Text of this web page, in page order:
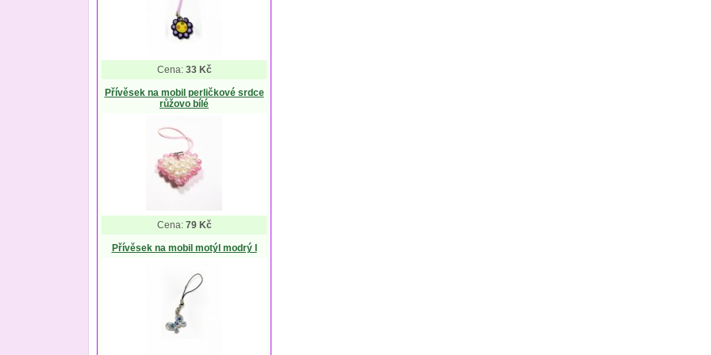
Cena: 33 Kč
Přívěsek na mobil perličkové srdce
růžovo bílé
Cena: 79 Kč
Přívěsek na mobil motýl modrý I